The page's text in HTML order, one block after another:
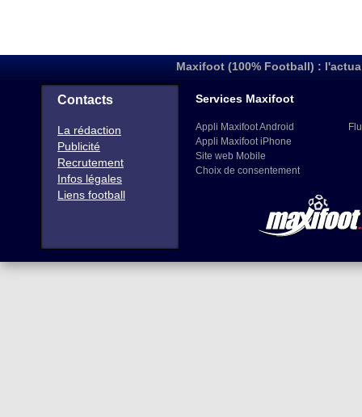
Maxifoot (100% Football) :
Contacts
La rédaction
Publicité
Recrutement
Infos légales
Liens football
Services Maxifoot
Appli Maxifoot Android
Appli Maxifoot iPhone
Site web Mobile
Choix de consentement